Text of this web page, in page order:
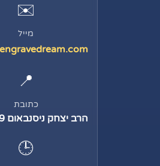
✉️
מייל
📍
כתובת
הרב יצחק ניסנבאום 29, בת ים
🕒